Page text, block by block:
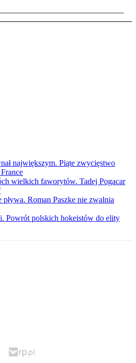
największym. Piąte zwycięstwo
wielkich faworytów. Tadej Pogacar
pływa. Roman Paszke nie zwalnia
Powrót polskich hokeistów do elity